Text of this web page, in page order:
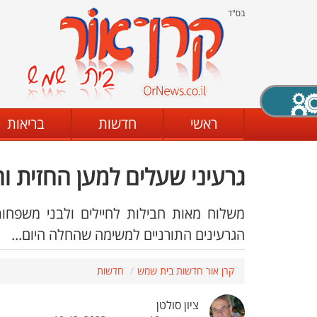
בס"ד
ראשי חדשות בריאות
גרעיני שעלים למען החזית
משלוח מאות חבילות לחיילים ולבני
הגרעינים התורניים למשימה שהחלה היום...
קרן אור חדשות בית שמש חדשות
ציון סולטן
X סגירה
מצב שחור - לבן קביעת ניגודיות